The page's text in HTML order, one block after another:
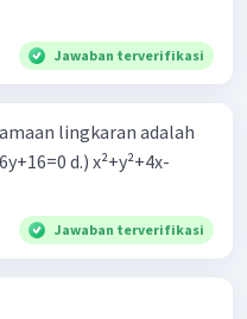
Jawaban terverifikasi
lingkaran adalah
d.) x²+y²+4x-
Jawaban terverifikasi